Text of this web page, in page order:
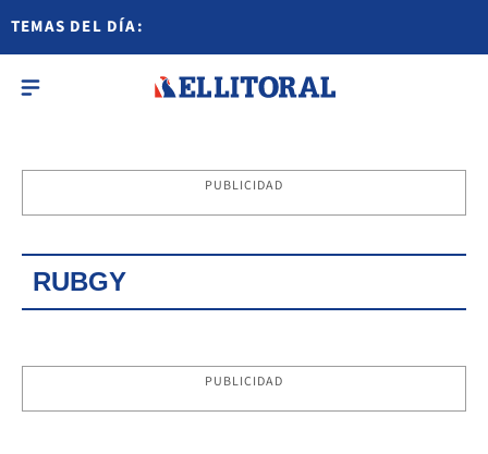
TEMAS DEL DÍA:
PUBLICIDAD
RUBGY
PUBLICIDAD